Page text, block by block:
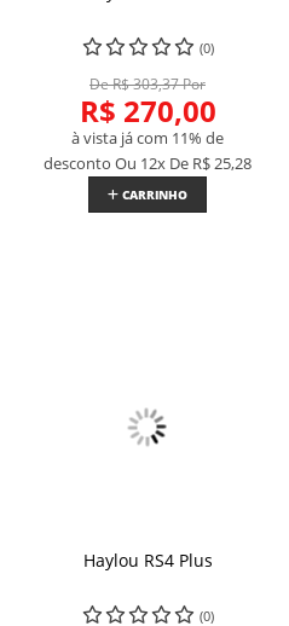
(0)
De R$ 303,37 Por
R$ 270,00
à vista já com 11% de
desconto Ou 12x De R$ 25,28
CARRINHO
Haylou RS4 Plus
(0)